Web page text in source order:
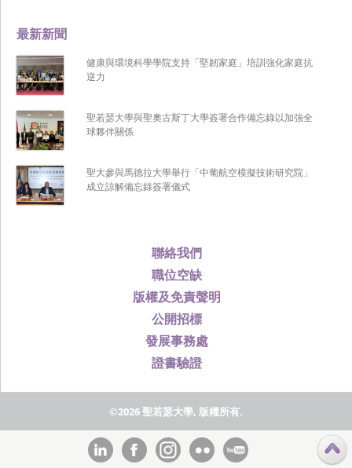
聯絡我們
職位空缺
版權及免責聲明
公開招標
發展事務處
證書驗證
最新新聞
健康與環境科學學院支持「堅韌家庭」培訓強化家庭抗
逆力
聖若瑟大學與聖奧古斯丁大學簽署合作備忘錄以加強全
球夥伴關係
聖大參與馬德拉大學舉行「中葡航空模擬技術研究院」
成立諒解備忘錄簽署儀式
©2026 聖若瑟大學, 版權所有.